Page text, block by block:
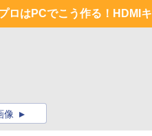
ロはPCでこう作る！HDMI
像